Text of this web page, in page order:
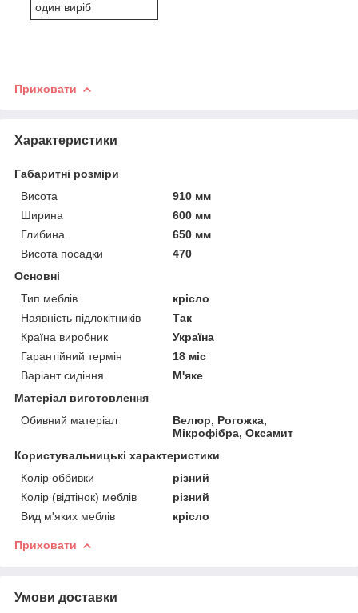
один виріб
Приховати
Характеристики
Габаритні розміри
Висота
910 мм
Ширина
600 мм
Глибина
650 мм
Висота посадки
470
Основні
Тип меблів
крісло
Наявність підлокітників
Так
Країна виробник
Україна
Гарантійний термін
18 міс
Варіант сидіння
М'яке
Матеріал виготовлення
Обивний матеріал
Велюр, Рогожка,
Мікрофібра, Оксамит
Користувальницькі характеристики
Колір оббивки
різний
Колір (відтінок) меблів
різний
Вид м'яких меблів
крісло
Приховати
Умови доставки